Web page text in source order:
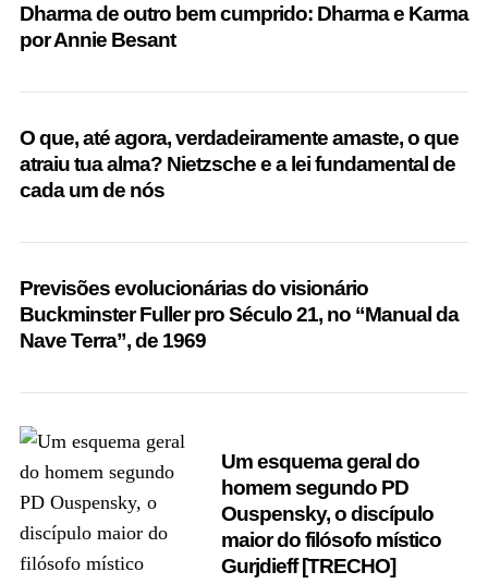
Dharma de outro bem cumprido: Dharma e Karma
por Annie Besant
O que, até agora, verdadeiramente amaste, o que
atraiu tua alma? Nietzsche e a lei fundamental de
cada um de nós
Previsões evolucionárias do visionário
Buckminster Fuller pro Século 21, no “Manual da
Nave Terra”, de 1969
Um esquema geral do
homem segundo PD
Ouspensky, o discípulo
maior do filósofo místico
Gurjdieff [TRECHO]